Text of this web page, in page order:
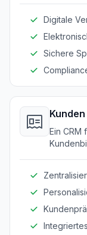
Digitale
Sichere
Kunden
Ein CRM